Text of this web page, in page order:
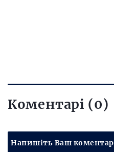
Коментарі (0)
Напишіть Ваш коментар